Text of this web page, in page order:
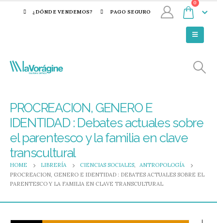
¿DÓNDE VENDEMOS? PAGO SEGURO
0
PROCREACION, GENERO E
IDENTIDAD : Debates actuales sobre
el parentesco y la familia en clave
transcultural
HOME LIBRERÍA CIENCIAS SOCIALES,
ANTROPOLOGÍA
PROCREACION, GENERO E IDENTIDAD : DEBATES ACTUALES SOBRE EL
PARENTESCO Y LA FAMILIA EN CLAVE TRANSCULTURAL